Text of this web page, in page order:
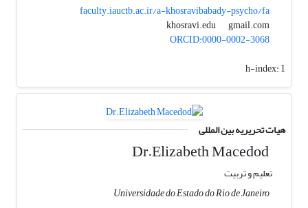
faculty.iauctb.ac.ir/a-khosravibabady-psycho/fa
khosravi.edu
gmail.com
ORCID:0000-0002-3068
h-index:1
هیات تحریریه بین المللی
Dr.Elizabeth Macedod
تعلیم و تربیت
Universidade do Estado do Rio de Janeiro